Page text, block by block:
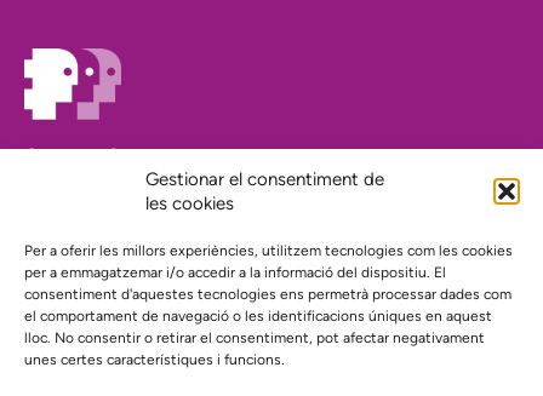
Gestionar el consentiment de
les cookies
Per a oferir les millors experiències, utilitzem tecnologies com les cookies
per a emmagatzemar i/o accedir a la informació del dispositiu. El
consentiment d'aquestes tecnologies ens permetrà processar dades com
el comportament de navegació o les identificacions úniques en aquest
lloc. No consentir o retirar el consentiment, pot afectar negativament
unes certes característiques i funcions.
On estem?
Política de privacidad
Proyecto web financiado por: